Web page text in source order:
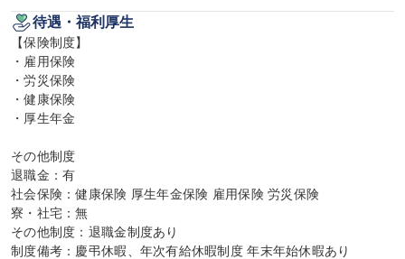
待遇・福利厚生
【保険制度】
・雇用保険
・労災保険
・健康保険
・厚生年金
その他制度
退職金：有
社会保険：健康保険 厚生年金保険 雇用保険 労災保険
寮・社宅：無
その他制度：退職金制度あり
制度備考：慶弔休暇、年次有給休暇制度 年末年始休暇あり